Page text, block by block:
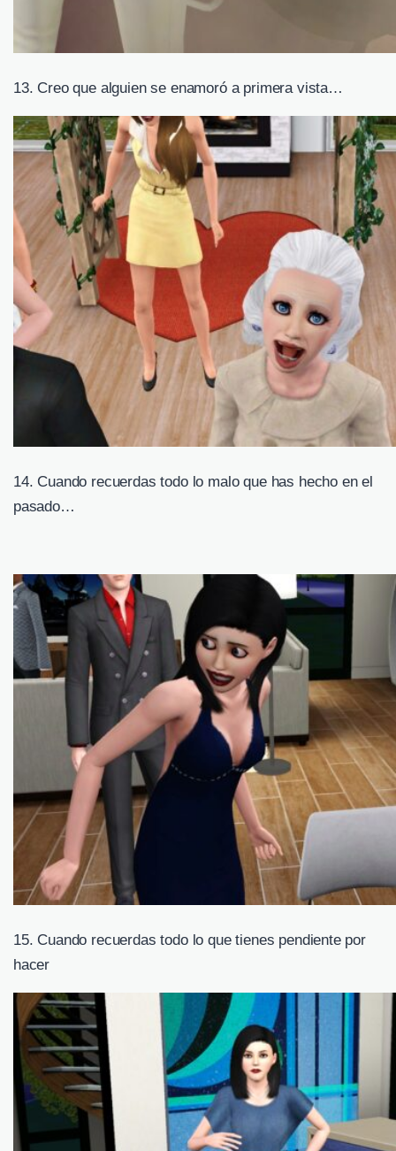
13. Creo que alguien se enamoró a primera vista…
14. Cuando recuerdas todo lo malo que has hecho en el
pasado…
15. Cuando recuerdas todo lo que tienes pendiente por
hacer